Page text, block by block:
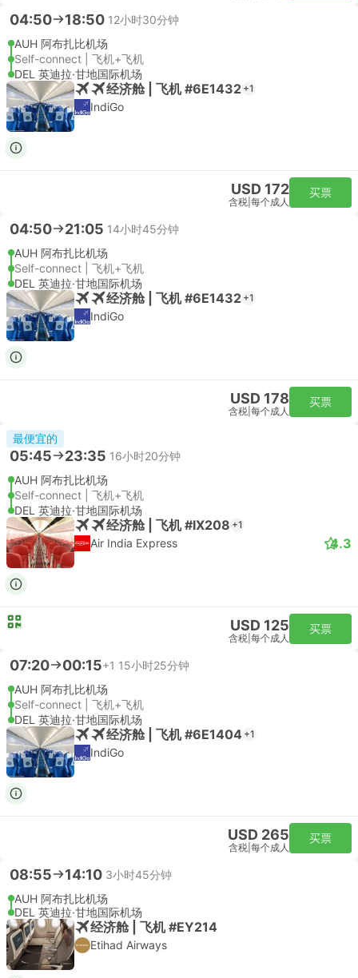
04:50 18:50 12小时30分钟
AUH 阿布扎比机场
Self-connect | 飞机+飞机
DEL 英迪拉·甘地国际机场
经济舱 | 飞机 #6E1432 +1
IndiGo
USD 172
含税 每个成人
买票
04:50 21:05 14小时45分钟
AUH 阿布扎比机场
Self-connect | 飞机+飞机
DEL 英迪拉·甘地国际机场
经济舱 | 飞机 #6E1432 +1
IndiGo
USD 178
含税 每个成人
买票
最便宜的
05:45 23:35 16小时20分钟
AUH 阿布扎比机场
Self-connect | 飞机+飞机
DEL 英迪拉·甘地国际机场
经济舱 | 飞机 #IX208 +1
Air India Express 4.3
USD 125
含税 每个成人
买票
07:20 00:15+1 15小时25分钟
AUH 阿布扎比机场
Self-connect | 飞机+飞机
DEL 英迪拉·甘地国际机场
经济舱 | 飞机 #6E1404 +1
IndiGo
USD 265
含税 每个成人
买票
08:55 14:10 3小时45分钟
AUH 阿布扎比机场
DEL 英迪拉·甘地国际机场
经济舱 | 飞机 #EY214
Etihad Airways